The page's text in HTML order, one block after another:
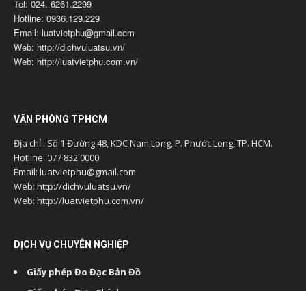
Tel: 024. 6261.2299
Hotline: 0936.129.229
Email: luatvietphu@gmail.com
Web: http://dichvuluatsu.vn/
Web: http://luatvietphu.com.vn/
VĂN PHÒNG TPHCM
Địa chỉ : Số 1 Đường 48, KDC Nam Long, P. Phước Long, TP. HCM.
Hotline: 077 832 0000
Email: luatvietphu@gmail.com
Web: http://dichvuluatsu.vn/
Web: http://luatvietphu.com.vn/
DỊCH VỤ CHUYÊN NGHIỆP
Giấy phép Đo Đạc Bản Đồ